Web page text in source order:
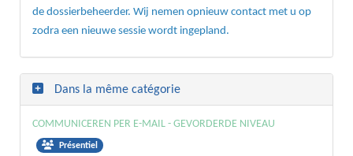
de dossierbeheerder. Wij nemen opnieuw contact met u op
zodra een nieuwe sessie wordt ingepland.
Dans la même catégorie
COMMUNICEREN PER E-MAIL - GEVORDERDE NIVEAU
Présentiel